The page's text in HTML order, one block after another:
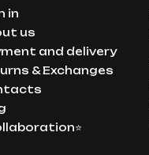
in
us
and delivery
& Exchanges